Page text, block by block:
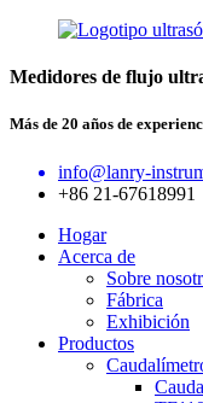
Medidores de flujo
Más de 20 años de
info@lanry-
+86 21-67618991
Hogar
Acerca de
Sobre
Fábrica
Exhibición
Productos